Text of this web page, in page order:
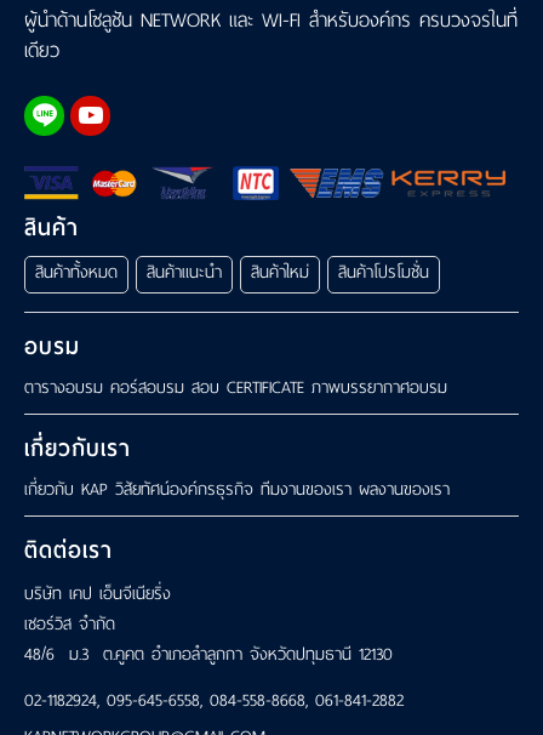
บริการ
อบรม
ติดต่อ
เรา
ผู้นำด้านโซลูชัน NETWORK และ WI-FI สำหรับองค์กร ครบวงจรในที่
เดียว
สินค้า
สินค้าทั้งหมด สินค้าแนะนำ สินค้าใหม่ สินค้าโปรโมชั่น
อบรม
ตารางอบรม คอร์สอบรม สอบ CERTIFICATE ภาพบรรยากาศอบรม
เกี่ยวกับเรา
เกี่ยวกับ KAP วิสัยทัศน์องค์กรธุรกิจ ทีมงานของเรา ผลงานของเรา
ติดต่อเรา
บริษัท เคป เอ็นจีเนียริ่ง
เซอร์วิส จำกัด
48/6 ม.3 ต.คูคต อำเภอลำลูกกา จังหวัดปทุมธานี 12130
02-1182924, 095-645-6558, 084-558-8668, 061-841-2882